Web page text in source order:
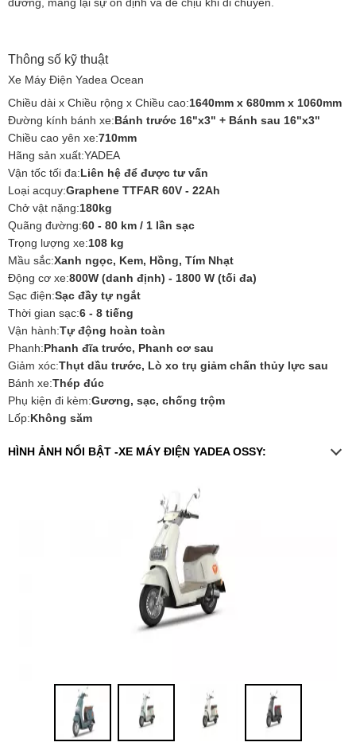
Thông số kỹ thuật
Xe Máy Điện Yadea Ocean
Chiều dài x Chiều rộng x Chiều cao:1640mm x 680mm x 1060mm
Đường kính bánh xe:Bánh trước 16"x3" + Bánh sau 16"x3"
Chiều cao yên xe:710mm
Hãng sản xuất:YADEA
Vận tốc tối đa:Liên hệ để được tư vấn
Loại acquy:Graphene TTFAR 60V - 22Ah
Chở vật nặng:180kg
Quãng đường:60 - 80 km / 1 lần sạc
Trọng lượng xe:108 kg
Mầu sắc:Xanh ngọc, Kem, Hồng, Tím Nhạt
Động cơ xe:800W (danh định) - 1800 W (tối đa)
Sạc điện:Sạc đầy tự ngắt
Thời gian sạc:6 - 8 tiếng
Vận hành:Tự động hoàn toàn
Phanh:Phanh đĩa trước, Phanh cơ sau
Giảm xóc:Thụt dầu trước, Lò xo trụ giảm chấn thủy lực sau
Bánh xe:Thép đúc
Phụ kiện đi kèm:Gương, sạc, chống trộm
Lốp:Không săm
HÌNH ẢNH NỔI BẬT -XE MÁY ĐIỆN YADEA OSSY: